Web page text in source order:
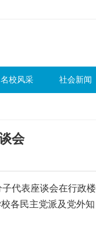
名校风采 社会新闻
会
代表座谈会在行政楼
各民主党派及党外知